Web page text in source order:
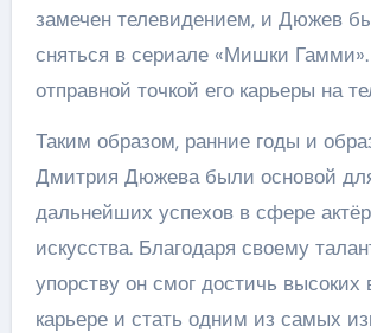
замечен телевидением, и Дюжев
сняться в сериале «Мишки
отправной точкой его карьеры на
Таким образом, ранние годы и
Дмитрия Дюжева были основой
дальнейших успехов в сфере
искусства. Благодаря своему
упорству он смог достичь
карьере и стать одним из самых